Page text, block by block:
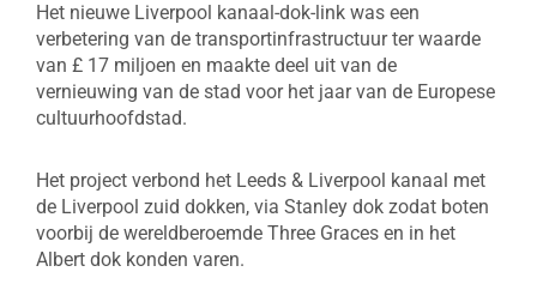
Het nieuwe Liverpool kanaal-dok-link was een
verbetering van de transportinfrastructuur ter waarde
van £ 17 miljoen en maakte deel uit van de
vernieuwing van de stad voor het jaar van de Europese
cultuurhoofdstad.
Het project verbond het Leeds & Liverpool kanaal met
de Liverpool zuid dokken, via Stanley dok zodat boten
voorbij de wereldberoemde Three Graces en in het
Albert dok konden varen.